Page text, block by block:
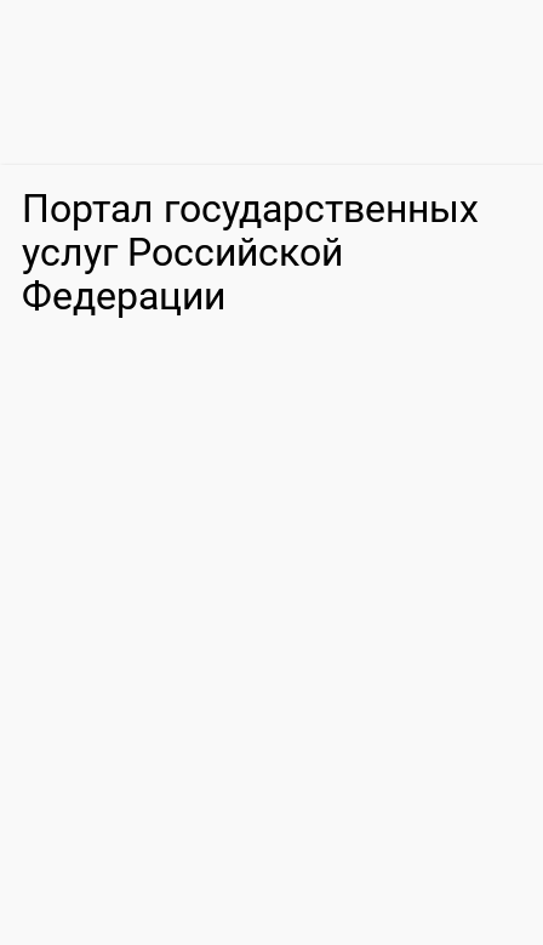
Портал государственных
услуг Российской
Федерации